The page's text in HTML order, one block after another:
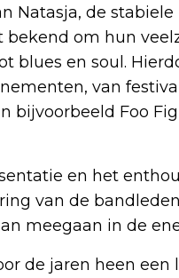
Natasja, de
om hun
blues en soul.
van
bijvoorbeeld Foo
en het
van de
meegaan in de
de jaren heen